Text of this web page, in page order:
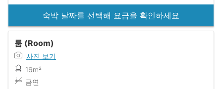
숙박 날짜를 선택해 요금을 확인하세요
룸 (Room)
사진 보기
16m²
금연